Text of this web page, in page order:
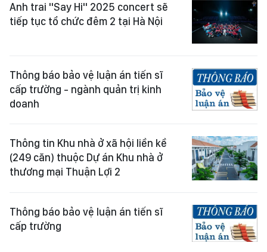
Anh trai "Say Hi" 2025 concert sẽ
tiếp tục tổ chức đêm 2 tại Hà Nội
Thông báo bảo vệ luận án tiến sĩ
cấp trường - ngành quản trị kinh
doanh
Thông tin Khu nhà ở xã hội liền kề
(249 căn) thuộc Dự án Khu nhà ở
thương mại Thuận Lợi 2
Thông báo bảo vệ luận án tiến sĩ
cấp trường